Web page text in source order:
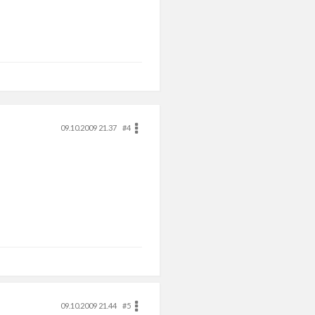
09.10.2009 21.37
#4
09.10.2009 21.44
#5